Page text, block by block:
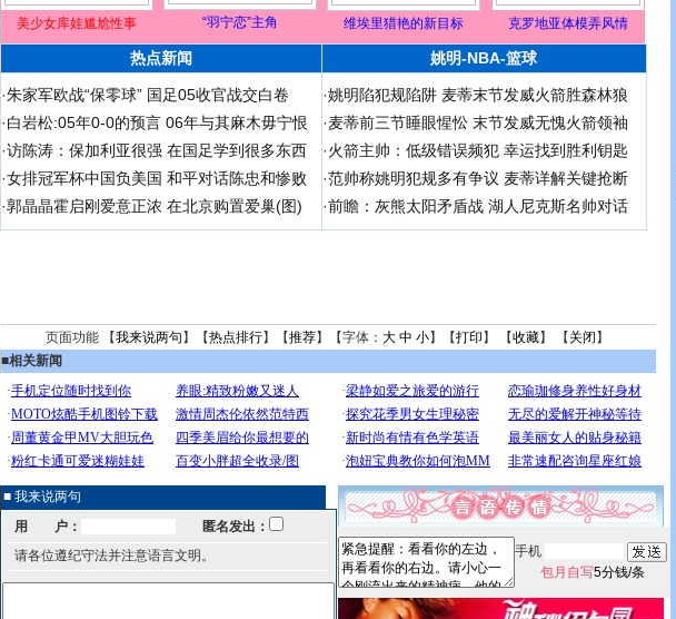
美少女库娃尴尬性事 “羽宁恋”主角 维埃里猎艳的新目标 克罗地亚体模弄风情
热点新闻 姚明-NBA-篮球
·朱家军欧战“保零球” 国足05收官战交白卷
·白岩松:05年0-0的预言 06年与其麻木毋宁恨
·访陈涛：保加利亚很强 在国足学到很多东西
·女排冠军杯中国负美国 和平对话陈忠和惨败
·郭晶晶霍启刚爱意正浓 在北京购置爱巢(图)
·姚明陷犯规陷阱 麦蒂末节发威火箭胜森林狼
·麦蒂前三节睡眼惺忪 末节发威无愧火箭领袖
·火箭主帅：低级错误频犯 幸运找到胜利钥匙
·范帅称姚明犯规多有争议 麦蒂详解关键抢断
·前瞻：灰熊太阳矛盾战 湖人尼克斯名帅对话
页面功能 【我来说两句 】【热点排行】【推荐】【字体： 大 中 小】【打印 】 【收藏】 【 关闭 】
■相关新闻
■ 我来说两句
用 户：
匿名发出：
请各位遵纪守法并注意语言文明。
手机
包月自写5分钱/条